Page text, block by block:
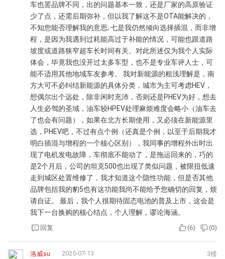
车也罢品牌不同，出的问题基本一致，还是厂家的高原验证
少了点，还需后期弥补，但以我了解这不是OTA能解决的，
不知您能否理解我的意思; 七是我仍然倾向选择插混，而非增
程，是因为我遇到过耗能高过于补能的情况，可能也跟道路
坡度或道路狭窄超车长时间有关。对此所述仅为我个人实际
体会，毕竟我也没开过太多车型，也不是专业车评人士，可
能不适用其他地域车友参考。 我对新能源的粗浅理解是，南
方大可不必纠结新能源的具体分类，城市为主可考虑HEV，
想偶尔出个远处，除非闲时充沛，否则还是PHEV为好，想去
人生必驾的圣域，油车较HPEV处理麻烦难度会略小（油车去
了也会有问题），如果在北方长期使用，又必须在新能源里
选，PHEV吧，不过有点个例（还真是个例，以至于后期我才
明白插混与增程的一个核心区别），我同事的增程外出时出
现了电机发电故障，车彻底不能动了，是拖运回来的，巧的
是2个月后，公司的坦克500也出现了类似问题，被限扭低速
走到城区处置维修了，我才知道这个隐性功能，但是否其他
品牌包括我的豹5也有这功能我尚不能给予您确切的回复，烦
请自证。 最后，我个人很期待固态电池的普及上市，这会是
我下一台换购的核心结点，个人理解，谬论海涵。
回复 (6) (0)
洛威su 2025-07-13 3楼